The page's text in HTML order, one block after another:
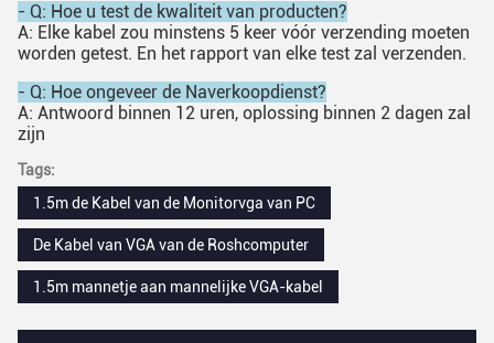
- Q: Hoe u test de kwaliteit van producten?
A: Elke kabel zou minstens 5 keer vóór verzending moeten
worden getest. En het rapport van elke test zal verzenden.
- Q: Hoe ongeveer de Naverkoopdienst?
A: Antwoord binnen 12 uren, oplossing binnen 2 dagen zal
zijn
Tags:
1.5m de Kabel van de Monitorvga van PC
De Kabel van VGA van de Roshcomputer
1.5m mannetje aan mannelijke VGA-kabel